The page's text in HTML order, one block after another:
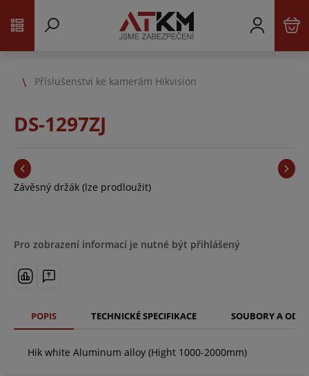
Příslušenství ke kamerám Hikvision
DS-1297ZJ
Závěsný držák (lze prodloužit)
Pro zobrazení informací je nutné být přihlášený
POPIS TECHNICKÉ SPECIFIKACE SOUBORY A
Hik white Aluminum alloy (Hight 1000-2000mm)